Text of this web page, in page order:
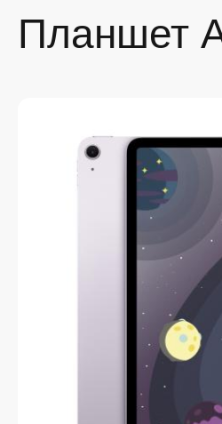
Планшет